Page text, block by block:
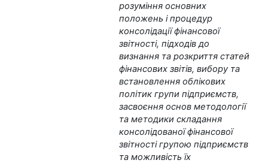
розуміння основних
положень і процедур
консолідації фінансової
звітності, підходів до
визнання та розкриття статей
фінансових звітів, вибору та
встановлення облікових
політик групи підприємств,
засвоєння основ методології
та методики складання
консолідованої фінансової
звітності групою підприємств
та можливість їх